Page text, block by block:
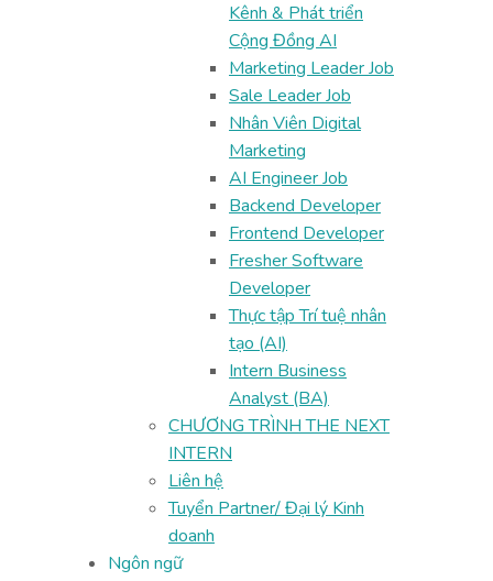
Kênh & Phát triển
Cộng Đồng AI
Marketing Leader Job
Sale Leader Job
Nhân Viên Digital
Marketing
AI Engineer Job
Backend Developer
Frontend Developer
Fresher Software
Developer
Thực tập Trí tuệ nhân
tạo (AI)
Intern Business
Analyst (BA)
CHƯƠNG TRÌNH THE NEXT
INTERN
Liên hệ
Tuyển Partner/ Đại lý Kinh
doanh
Ngôn ngữ